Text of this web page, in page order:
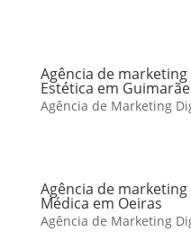
Agência de
Estética em
Agência de Marketing
Agência de
Médica em Oeiras
Agência de Marketing